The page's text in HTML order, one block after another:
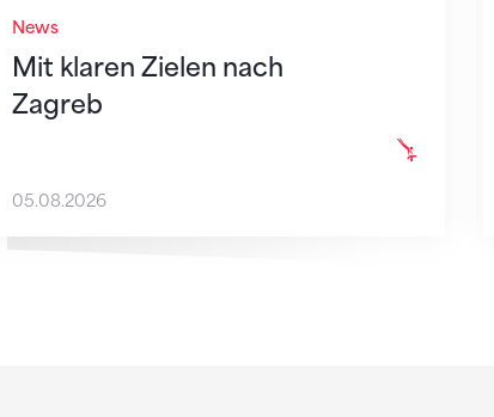
News
Mit klaren Zielen nach
Zagreb
05.08.2026